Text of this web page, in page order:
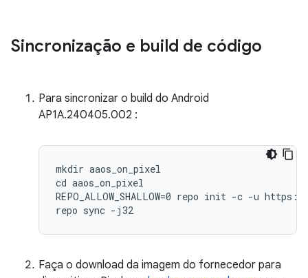
Sincronização e build de código
Para sincronizar o build do Android
AP1A.240405.002 :
mkdir aaos_on_pixel
cd aaos_on_pixel
REPO_ALLOW_SHALLOW=0 repo init -c -u
repo sync -j32
Faça o download da imagem do fornecedor para